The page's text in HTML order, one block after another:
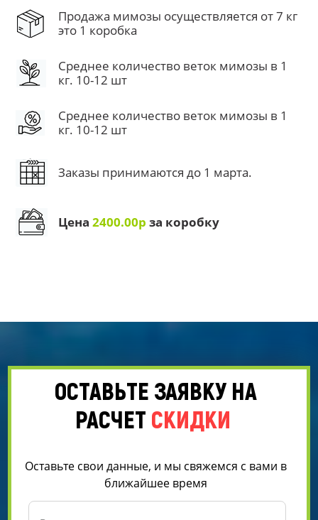
Продажа мимозы осуществляется от 7 кг
это 1 коробка
Среднее количество веток мимозы в 1
кг. 10-12 шт
Среднее количество веток мимозы в 1
кг. 10-12 шт
Заказы принимаются до 1 марта.
Цена2400.00р за коробку
ОСТАВЬТЕ ЗАЯВКУ НА
РАСЧЕТ СКИДКИ
Оставьте свои данные, и мы свяжемся с вами в
ближайшее время